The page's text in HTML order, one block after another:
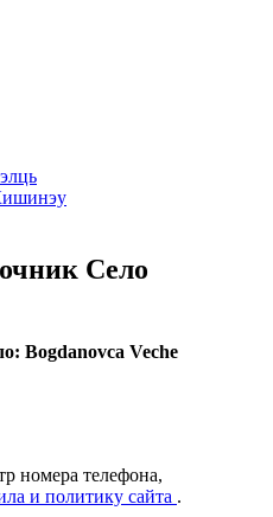
Село
Bogdanovca Veche
номера телефона,
и политику сайта .